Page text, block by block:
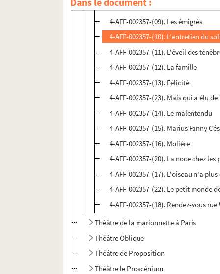
4-AFF-002357-(08). Les curiosités
4-AFF-002357-(09). Les émigrés
4-AFF-002357-(10). L'entretien du
4-AFF-002357-(11). L'éveil des
4-AFF-002357-(12). La famille
4-AFF-002357-(13). Félicité
4-AFF-002357-(23). Mais qui a élu
4-AFF-002357-(14). Le malentendu
4-AFF-002357-(15). Marius Fanny
4-AFF-002357-(16). Molière
4-AFF-002357-(20). La noce chez
4-AFF-002357-(17). L'oiseau n'a
4-AFF-002357-(22). Le petit monde
4-AFF-002357-(18). Rendez-vous
Théâtre de la marionnette à Paris
Théâtre Oblique
Théâtre de Proposition
Théâtre le Proscénium